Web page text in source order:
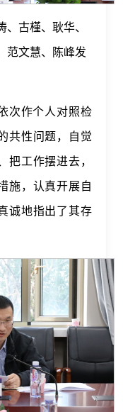
、古槿、耿华、
范文慧、陈峰发
次作个人对照检
共性问题，自觉
把工作摆进去，
施，认真开展自
诚地指出了其存